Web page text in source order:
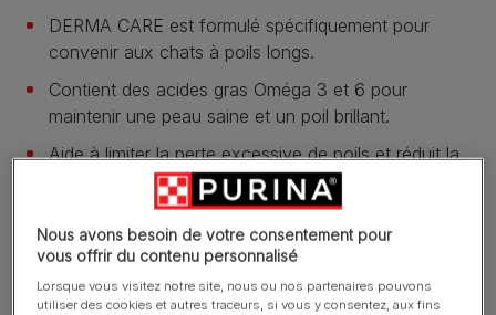
DERMA CARE est formulé spécifiquement pour
convenir aux chats à poils longs.
Contient des acides gras Oméga 3 et 6 pour
maintenir une peau saine et un poil brillant.
Aide à limiter la perte excessive de poils et réduit la
formation de boules de poils en éliminant jusqu'à
deux fois plus de poils dans les selles par rapport à
un aliment pour chats classique en seulement 14
jours**.
En savoir plus
Nous avons besoin de votre consentement pour
vous offrir du contenu personnalisé
Lorsque vous visitez notre site, nous ou nos partenaires pouvons
utiliser des cookies et autres traceurs, si vous y consentez, aux fins